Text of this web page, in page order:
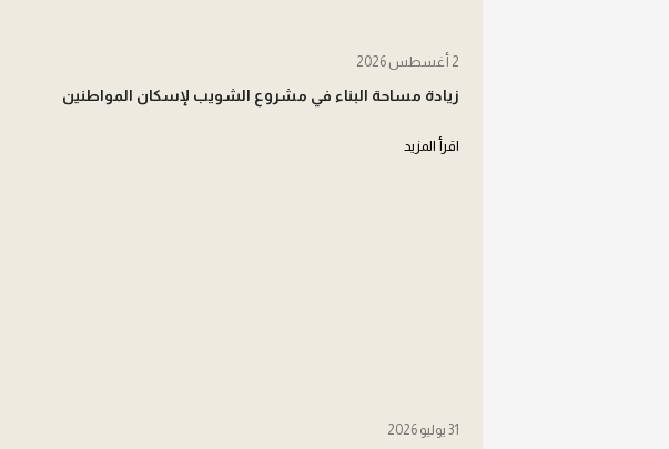
2 أغسطس 2026
زيادة مساحة البناء في مشروع الشويب لإسكان المواطنين
اقرأ المزيد
31 يوليو 2026